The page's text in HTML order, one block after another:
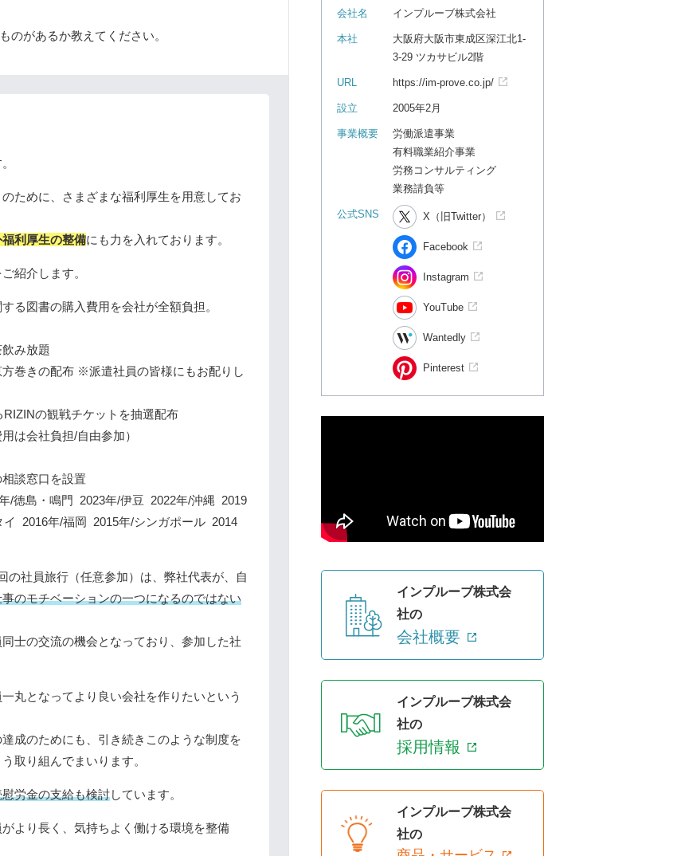
のがあるか教えてください。
ために、さまざまな福利厚生を用意してお
利厚生の整備にも力を入れております。
紹介します。
る図書の購入費用を会社が全額負担。
み放題
巻きの配布 ※派遣社員の皆様にもお配りし
RIZINの観戦チケットを抽選配布
は会社負担/自由参加）
談窓口を設置
/徳島・鳴門 2023年/伊豆 2022年/沖縄 2019
2016年/福岡 2015年/シンガポール 2014
の社員旅行（任意参加）は、弊社代表が、自
のモチベーションの一つになるのではない
士の交流の機会となっており、参加した社
丸となってより良い会社を作りたいという
成のためにも、引き続きこのような制度を
取り組んでまいります。
労金の支給も検討しています。
より長く、気持ちよく働ける環境を整備
会社名 インプルーブ株式会社
本社
大阪府大阪市東成区深江北1-
3-29 ツカサビル2階
URL https://im-prove.co.jp/
設立 2005年2月
事業概要
労働派遣事業
有料職業紹介事業
労務コンサルティング
業務請負等
公式SNS X（旧Twitter）
Facebook
Instagram
YouTube
Wantedly
Pinterest
インプルーブ株式会
社の
会社概要
インプルーブ株式会
社の
採用情報
インプルーブ株式会
社の